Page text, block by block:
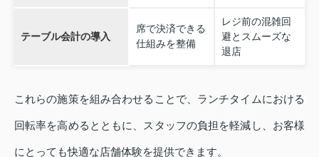
テーブル会計の導入
席で決済できる
仕組みを整備
レジ前の混雑回
避とスムーズな
退店
これらの施策を組み合わせることで、ランチタイムにおける
回転率を高めるとともに、スタッフの負担を軽減し、お客様
にとっても快適な店舗体験を提供できます。